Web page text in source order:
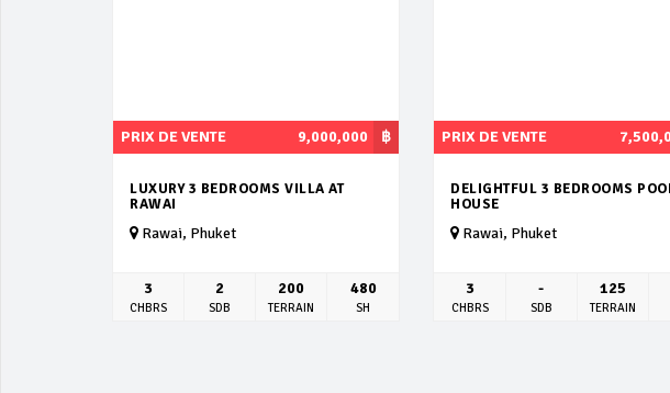
฿
PRIX DE VENTE 9,000,000
LUXURY 3 BEDROOMS VILLA AT
RAWAI
Rawai, Phuket
3
CHBRS
2
SDB
200
TERRAIN
480
SH
PRIX DE VENTE
DELIGHTFUL 3 BEDROOMS
HOUSE
Rawai, Phuket
3
CHBRS
-
SDB
125
TERRAIN